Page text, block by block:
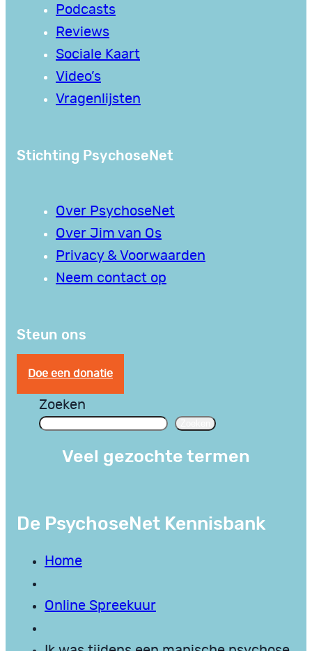
Podcasts
Reviews
Sociale Kaart
Video’s
Vragenlijsten
Stichting PsychoseNet
Over PsychoseNet
Over Jim van Os
Privacy & Voorwaarden
Neem contact op
Steun ons
Doe een donatie
Zoeken
Veel gezochte termen
De PsychoseNet Kennisbank
Home
Online Spreekuur